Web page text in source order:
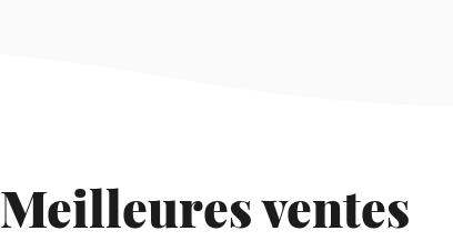
Meilleures ventes